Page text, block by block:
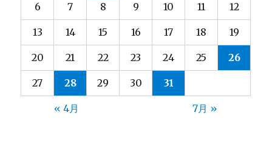
6 7 8 9 10 11 12
13 14 15 16 17 18 19
20 21 22 23 24 25 26
27 28 29 30 31
« 4月 7月 »